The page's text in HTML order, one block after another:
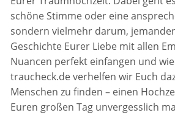
schöne Stimme oder eine
sondern vielmehr darum,
Geschichte Eurer Liebe mit allen
Nuancen perfekt einfangen und
traucheck.de verhelfen wir Euch
Menschen zu finden – einen
Euren großen Tag unvergesslich